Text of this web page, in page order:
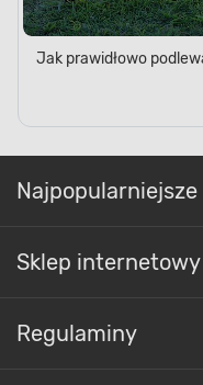
Jak prawidłowo
Najpopularniejsze
Sklep internetowy
Regulaminy